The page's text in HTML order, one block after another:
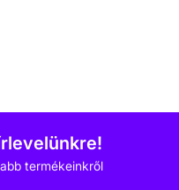
termékeinkről